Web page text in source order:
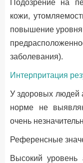
Подозрение на
кожи,
повышение
заболевания).
Интерпритация
У здоровых людей
норме не
очень
Референсные
Высокий уровень